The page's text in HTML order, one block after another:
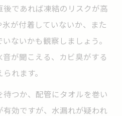
後であれば凍結のリスクが高
が付着していないか、また
ないかも観察しましょう。
が聞こえる、カビ臭がする
れます。
つか、配管にタオルを巻い
効ですが、水漏れが疑われ